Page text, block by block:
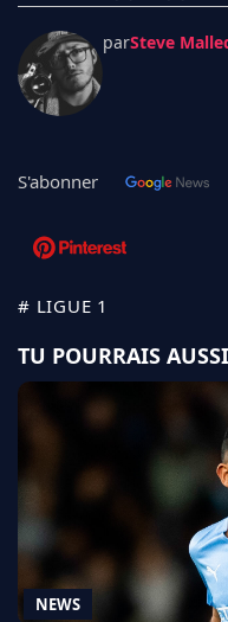
parSteve
S'abonner
# LIGUE 1
TU POURRAIS
NEWS